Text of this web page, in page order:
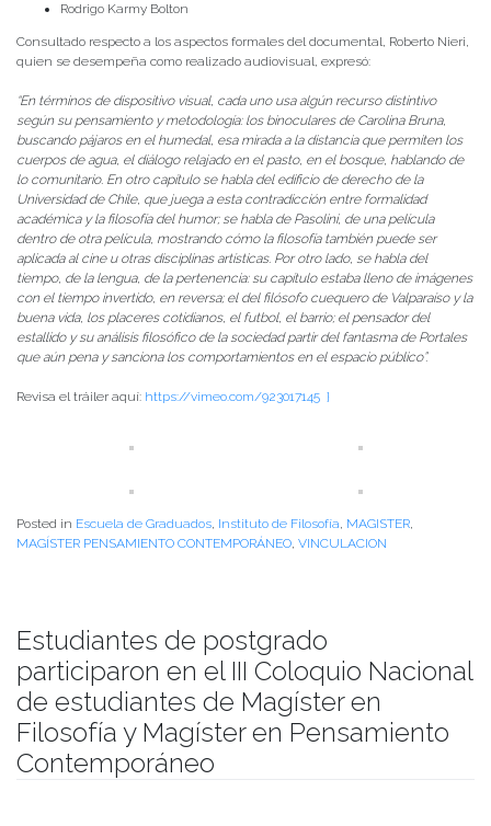
Rodrigo Karmy Bolton
Consultado respecto a los aspectos formales del documental, Roberto Nieri,
quien se desempeña como realizado audiovisual, expresó:
“En términos de dispositivo visual, cada uno usa algún recurso distintivo
según su pensamiento y metodología: los binoculares de Carolina Bruna,
buscando pájaros en el humedal, esa mirada a la distancia que permiten los
cuerpos de agua, el diálogo relajado en el pasto, en el bosque, hablando de
lo comunitario. En otro capítulo se habla del edificio de derecho de la
Universidad de Chile, que juega a esta contradicción entre formalidad
académica y la filosofía del humor; se habla de Pasolini, de una película
dentro de otra película, mostrando cómo la filosofía también puede ser
aplicada al cine u otras disciplinas artísticas. Por otro lado, se habla del
tiempo, de la lengua, de la pertenencia: su capítulo estaba lleno de imágenes
con el tiempo invertido, en reversa; el del filósofo cuequero de Valparaíso y la
buena vida, los placeres cotidianos, el futbol, el barrio; el pensador del
estallido y su análisis filosófico de la sociedad partir del fantasma de Portales
que aún pena y sanciona los comportamientos en el espacio público”.
Revisa el tráiler aquí: https://vimeo.com/923017145 }
Posted in Escuela de Graduados, Instituto de Filosofía, MAGISTER,
MAGÍSTER PENSAMIENTO CONTEMPORÁNEO, VINCULACION
Estudiantes de postgrado
participaron en el III Coloquio Nacional
de estudiantes de Magíster en
Filosofía y Magíster en Pensamiento
Contemporáneo